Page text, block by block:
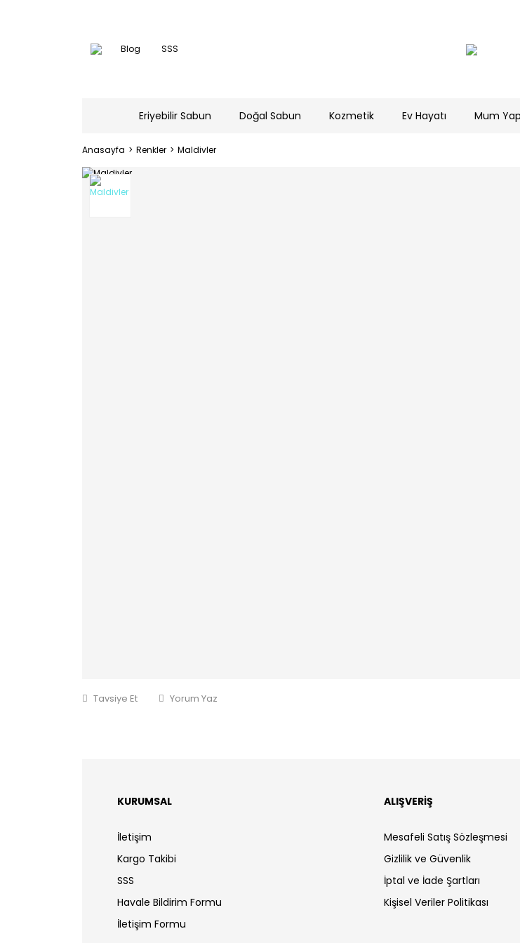
Blog SSS
Eriyebilir Sabun Doğal Sabun Kozmetik Ev Hayatı Mum
Anasayfa Renkler Maldivler
Tavsiye Et Yorum Yaz
KURUMSAL
İletişim
Kargo Takibi
SSS
Havale Bildirim Formu
İletişim Formu
ALIŞVERİŞ
Mesafeli Satış Sözleşmesi
Gizlilik ve Güvenlik
İptal ve İade Şartları
Kişisel Veriler Politikası